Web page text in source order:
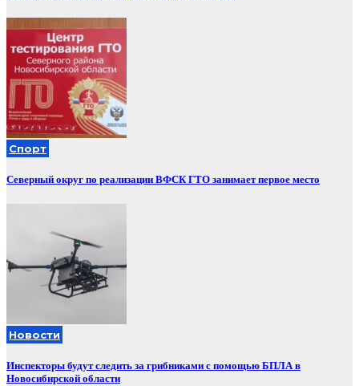
Спорт
Северный округ по реализации ВФСК ГТО занимает первое место
Новости
Инспекторы будут следить за грибниками с помощью БПЛА в
Новосибирской области